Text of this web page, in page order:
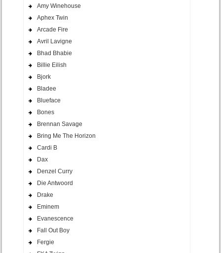
Amy Winehouse
Aphex Twin
Arcade Fire
Avril Lavigne
Bhad Bhabie
Billie Eilish
Bjork
Bladee
Blueface
Bones
Brennan Savage
Bring Me The Horizon
Cardi B
Dax
Denzel Curry
Die Antwoord
Drake
Eminem
Evanescence
Fall Out Boy
Fergie